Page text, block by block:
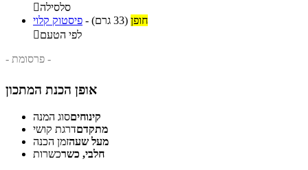
סלסילה
פיסטוק קלוי - חופן (33 גרם)
לפי הטעם
- פרסומת -
אופן הכנת המתכון
קינוחיםסוג המנה
מתקדםדרגת קושי
מעל שעהזמן הכנה
חלבי, כשרכשרות